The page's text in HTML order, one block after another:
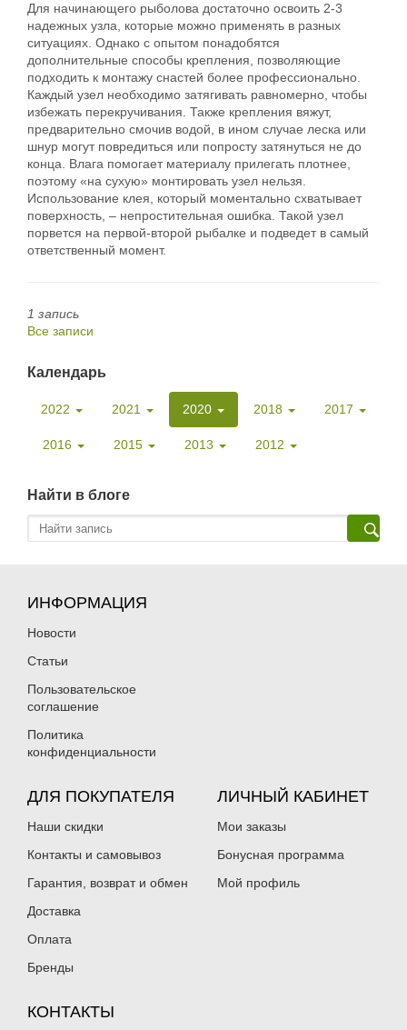
Для начинающего рыболова достаточно освоить 2-3
надежных узла, которые можно применять в разных
ситуациях. Однако с опытом понадобятся
дополнительные способы крепления, позволяющие
подходить к монтажу снастей более профессионально.
Каждый узел необходимо затягивать равномерно, чтобы
избежать перекручивания. Также крепления вяжут,
предварительно смочив водой, в ином случае леска или
шнур могут повредиться или попросту затянуться не до
конца. Влага помогает материалу прилегать плотнее,
поэтому «на сухую» монтировать узел нельзя.
Использование клея, который моментально схватывает
поверхность, – непростительная ошибка. Такой узел
порвется на первой-второй рыбалке и подведет в самый
ответственный момент.
1 запись
Все записи
Календарь
2022 2021 2020 2018 2017
2016 2015 2013 2012
Найти в блоге
ИНФОРМАЦИЯ
Новости
Статьи
Пользовательское
соглашение
Политика
конфиденциальности
ДЛЯ ПОКУПАТЕЛЯ
Наши скидки
Контакты и самовывоз
Гарантия, возврат и обмен
Доставка
Оплата
Бренды
ЛИЧНЫЙ КАБИНЕТ
Мои заказы
Бонусная программа
Мой профиль
КОНТАКТЫ